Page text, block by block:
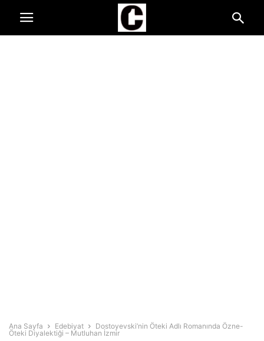
Ana Sayfa Edebiyat
Dostoyevski’nin Öteki Adlı Romanında Özne-
Öteki Diyalektiği – Mutluhan İzmir